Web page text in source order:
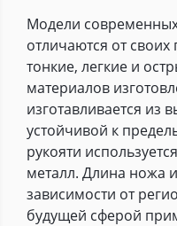
Модели
отличаются от
тонкие, легкие и
материалов
изготавливается из
устойчивой к
рукояти
металл. Длина ножа
зависимости от
будущей сферой